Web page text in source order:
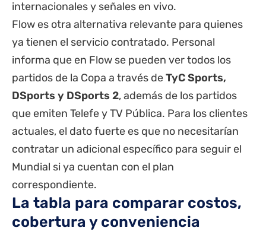
internacionales y señales en vivo.
Flow es otra alternativa relevante para quienes
ya tienen el servicio contratado. Personal
informa que en Flow se pueden ver todos los
partidos de la Copa a través deTyC Sports,
DSports y DSports 2, además de los partidos
que emiten Telefe y TV Pública. Para los clientes
actuales, el dato fuerte es que no necesitarían
contratar un adicional específico para seguir el
Mundial si ya cuentan con el plan
correspondiente.
La tabla para comparar costos,
cobertura y conveniencia